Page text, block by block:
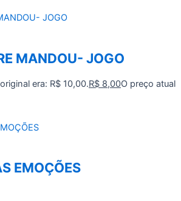
MANDOU- JOGO
era: R$ 10,00.R$ 8,00O preço atual
EMOÇÕES